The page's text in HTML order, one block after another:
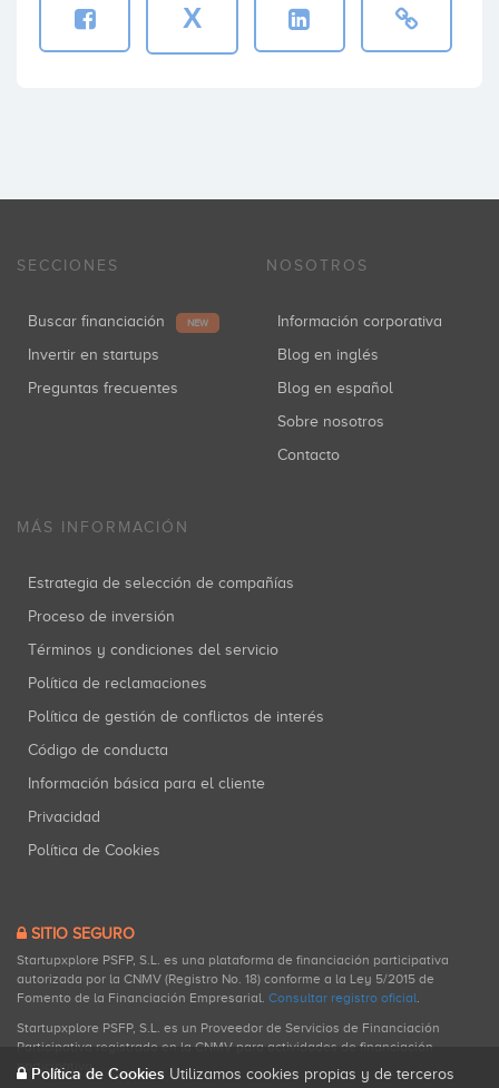
X
SECCIONES
Buscar financiación NEW
Invertir en startups
Preguntas frecuentes
NOSOTROS
Información corporativa
Blog en inglés
Blog en español
Sobre nosotros
Contacto
MÁS INFORMACIÓN
Estrategia de selección de compañías
Proceso de inversión
Términos y condiciones del servicio
Política de reclamaciones
Política de gestión de conflictos de interés
Código de conducta
Información básica para el cliente
Privacidad
Política de Cookies
SITIO SEGURO
Startupxplore PSFP, S.L. es una plataforma de financiación participativa
autorizada por la CNMV (Registro No. 18) conforme a la Ley 5/2015 de
Fomento de la Financiación Empresarial. Consultar registro oficial.
Startupxplore PSFP, S.L. es un Proveedor de Servicios de Financiación
Participativa registrado en la CNMV para actividades de financiación
participativa.
Política de Cookies Utilizamos cookies propias y de terceros